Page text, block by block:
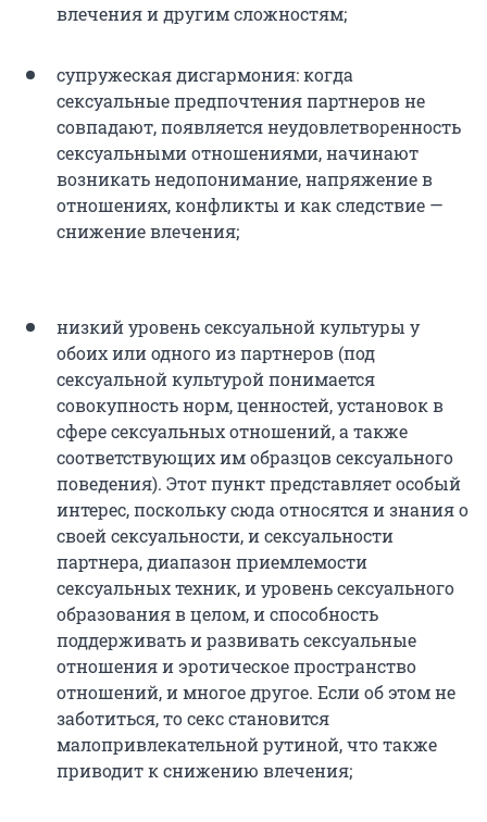
влечения и другим сложностям;
супружеская дисгармония: когда
сексуальные предпочтения партнеров не
совпадают, появляется неудовлетворенность
сексуальными отношениями, начинают
возникать недопонимание, напряжение в
отношениях, конфликты и как следствие —
снижение влечения;
низкий уровень сексуальной культуры у
обоих или одного из партнеров (под
сексуальной культурой понимается
совокупность норм, ценностей, установок в
сфере сексуальных отношений, а также
соответствующих им образцов сексуального
поведения). Этот пункт представляет особый
интерес, поскольку сюда относятся и знания о
своей сексуальности, и сексуальности
партнера, диапазон приемлемости
сексуальных техник, и уровень сексуального
образования в целом, и способность
поддерживать и развивать сексуальные
отношения и эротическое пространство
отношений, и многое другое. Если об этом не
заботиться, то секс становится
малопривлекательной рутиной, что также
приводит к снижению влечения;